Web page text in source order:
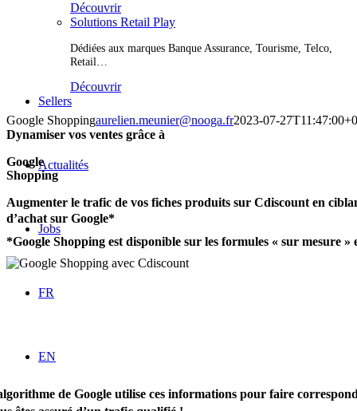
Découvrir
Solutions Retail Play
Dédiées aux marques Banque Assurance, Tourisme, Telco,
Retail…
Découvrir
Sellers
Actualités
Jobs
FR
EN
Google Shoppingaurelien.meunier@nooga.fr2023-07-
Dynamiser vos ventes grâce à
Google
Shopping
Augmenter le trafic de vos fiches produits sur Cdiscount en
d’achat sur Google*
*Google Shopping est disponible sur les formules « sur mesure »
de Google utilise ces informations pour faire